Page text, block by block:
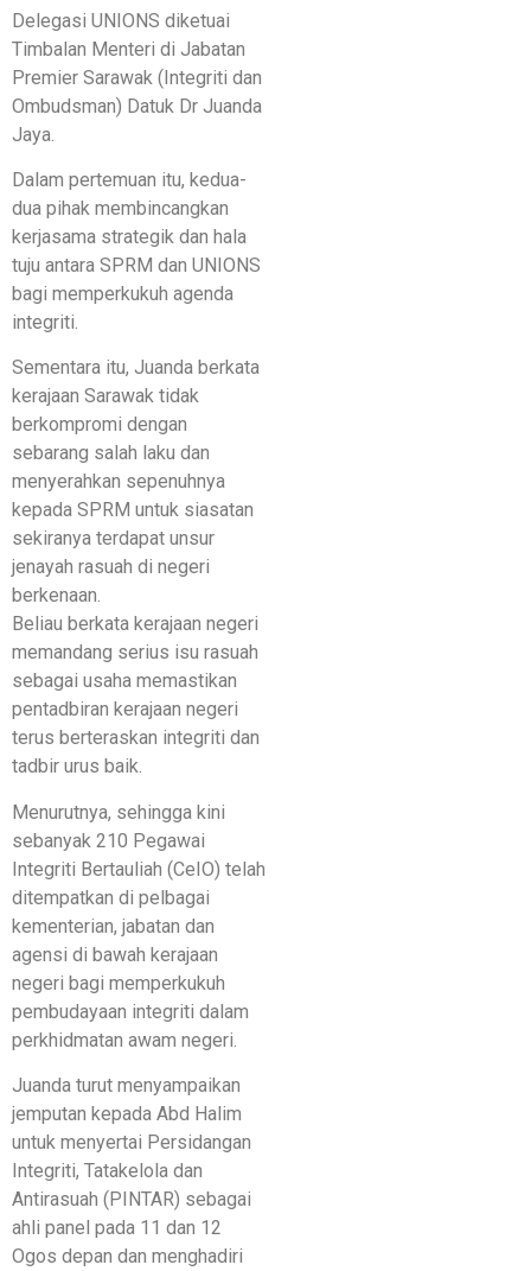
Delegasi UNIONS diketuai
Timbalan Menteri di Jabatan
Premier Sarawak (Integriti dan
Ombudsman) Datuk Dr Juanda
Jaya.
Dalam pertemuan itu, kedua-
dua pihak membincangkan
kerjasama strategik dan hala
tuju antara SPRM dan UNIONS
bagi memperkukuh agenda
integriti.
Sementara itu, Juanda berkata
kerajaan Sarawak tidak
berkompromi dengan
sebarang salah laku dan
menyerahkan sepenuhnya
kepada SPRM untuk siasatan
sekiranya terdapat unsur
jenayah rasuah di negeri
berkenaan.
Beliau berkata kerajaan negeri
memandang serius isu rasuah
sebagai usaha memastikan
pentadbiran kerajaan negeri
terus berteraskan integriti dan
tadbir urus baik.
Menurutnya, sehingga kini
sebanyak 210 Pegawai
Integriti Bertauliah (CeIO) telah
ditempatkan di pelbagai
kementerian, jabatan dan
agensi di bawah kerajaan
negeri bagi memperkukuh
pembudayaan integriti dalam
perkhidmatan awam negeri.
Juanda turut menyampaikan
jemputan kepada Abd Halim
untuk menyertai Persidangan
Integriti, Tatakelola dan
Antirasuah (PINTAR) sebagai
ahli panel pada 11 dan 12
Ogos depan dan menghadiri